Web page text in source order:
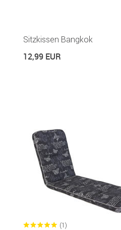
Sitzkissen Bangkok
12,99 EUR
(1)